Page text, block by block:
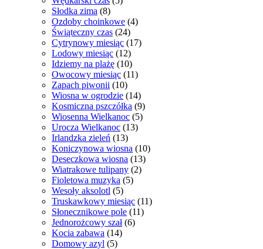
Słodka zima (8)
Ozdoby choinkowe (4)
Świąteczny czas (24)
Cytrynowy miesiąc (17)
Lodowy miesiąc (12)
Idziemy na plażę (10)
Owocowy miesiąc (11)
Zapach piwonii (10)
Wiosna w ogrodzie (14)
Kosmiczna pszczółka (9)
Wiosenna Wielkanoc (5)
Urocza Wielkanoc (13)
Irlandzka zieleń (13)
Koniczynowa wiosna (10)
Deseczkowa wiosna (13)
Wiatrakowe tulipany (2)
Fioletowa muzyka (5)
Wesoły aksolotl (5)
Truskawkowy miesiąc (11)
Słonecznikowe pole (11)
Jednorożcowy szał (6)
Kocia zabawa (14)
Domowy azyl (5)